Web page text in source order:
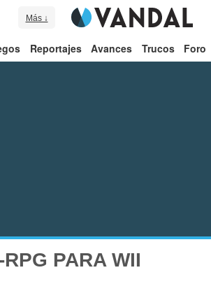
Más ↓
Reportajes Avances Trucos Foro
PARA WII